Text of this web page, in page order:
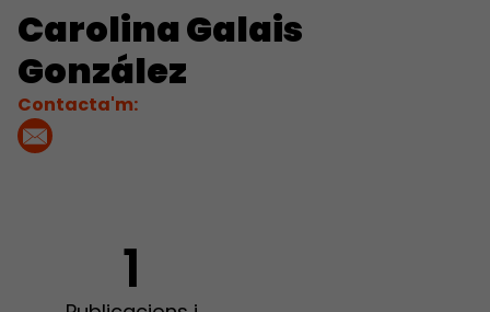
Carolina Galais
González
Contacta'm:
1